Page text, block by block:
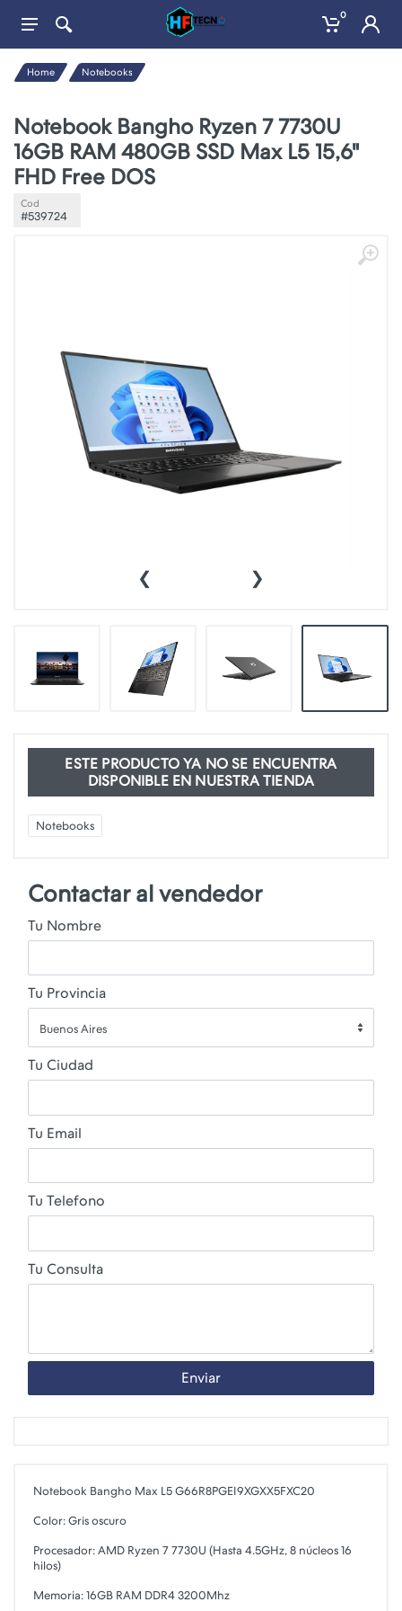
0
Home Notebooks
Notebook Bangho Ryzen 7 7730U
16GB RAM 480GB SSD Max L5 15,6"
FHD Free DOS
Cod
#539724
‹ ›
ESTE PRODUCTO YA NO SE ENCUENTRA
DISPONIBLE EN NUESTRA TIENDA
Notebooks
Contactar al vendedor
Tu Nombre
Tu Provincia
Buenos Aires
Tu Ciudad
Tu Email
Tu Telefono
Tu Consulta
Enviar
Notebook Bangho Max L5 G66R8PGEI9XGXX5FXC20
Color: Gris oscuro
Procesador: AMD Ryzen 7 7730U (Hasta 4.5GHz, 8 núcleos 16
hilos)
Memoria: 16GB RAM DDR4 3200Mhz